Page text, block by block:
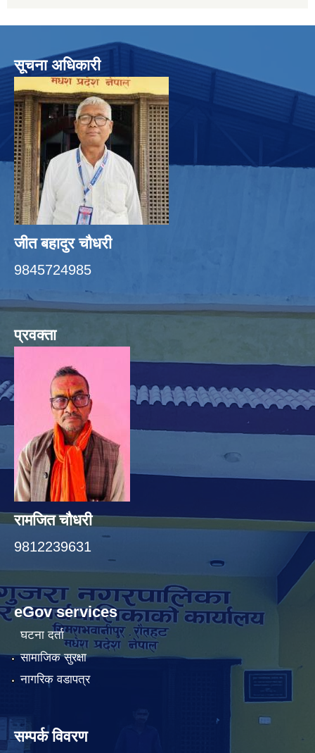
सूचना अधिकारी
जीत बहादुर चाैधरी
9845724985
प्रवक्ता
रामजित चौधरी
9812239631
eGov services
घटना दर्ता
सामाजिक सुरक्षा
नागरिक वडापत्र
सम्पर्क विवरण